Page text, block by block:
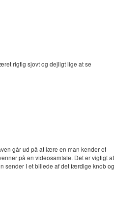
rigtig sjovt og dejligt lige at se
går ud på at lære en man kender et
på en videosamtale. Det er vigtigt at
sender I et billede af det færdige knob og